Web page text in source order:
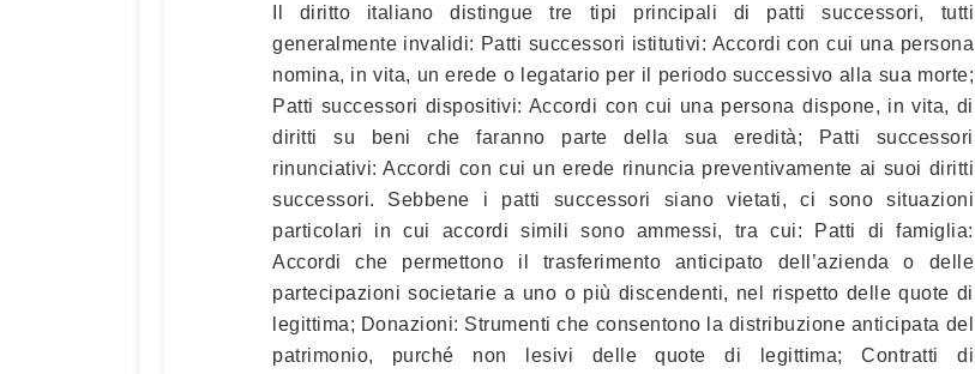
Il diritto italiano distingue tre tipi principali di patti successori, tutti
generalmente invalidi: Patti successori istitutivi: Accordi con cui una persona
nomina, in vita, un erede o legatario per il periodo successivo alla sua morte;
Patti successori dispositivi: Accordi con cui una persona dispone, in vita, di
diritti su beni che faranno parte della sua eredità; Patti successori
rinunciativi: Accordi con cui un erede rinuncia preventivamente ai suoi diritti
successori. Sebbene i patti successori siano vietati, ci sono situazioni
particolari in cui accordi simili sono ammessi, tra cui: Patti di famiglia:
Accordi che permettono il trasferimento anticipato dell’azienda o delle
partecipazioni societarie a uno o più discendenti, nel rispetto delle quote di
legittima; Donazioni: Strumenti che consentono la distribuzione anticipata del
patrimonio, purché non lesivi delle quote di legittima; Contratti di